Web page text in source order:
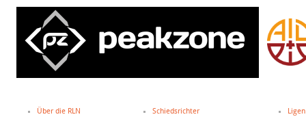
Über die RLN
Schiedsrichter
Ligen